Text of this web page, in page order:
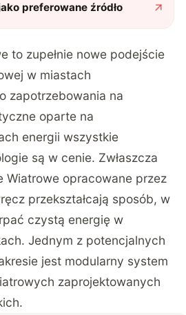
preferowane źródło
to zupełnie nowe podejście
w miastach
zapotrzebowania na
oparte na
energii wszystkie
są w cenie. Zwłaszcza
Wiatrowe opracowane przez
przekształcają sposób, w
czystą energię w
Jednym z potencjalnych
jest modularny system
zaprojektowanych